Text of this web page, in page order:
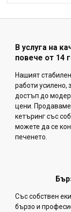
В услуга на
повече от 14
Нашият
работи усилено,
достъп до
цени.
кетъринг със
можете да се
печенето.
Със собствен
бързо и